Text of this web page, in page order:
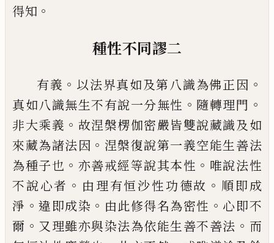
得知 。
種性不同謬二
有義 。 以法界真如及第八識為佛正因 。
真如八識無生不有說一分無性 。 隨轉理門 。
非大乘義 。 故涅槃楞伽密嚴皆雙說藏識及如
來藏為諸法因 。 涅槃復說第一義空能生善法
為種子也 。 亦善戒經等說其本性 。 唯說法性
不說心者 。 由理有恒沙性功德故 。 順即成
淨 。違即成染 。 由此修得名為密性 。 心即不
爾 。 又理雖亦與染法為依能生善不善法 。 而